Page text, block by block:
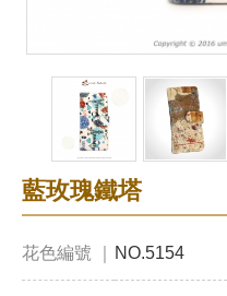
藍玫瑰鐵塔
花色編號 ｜ NO.5154